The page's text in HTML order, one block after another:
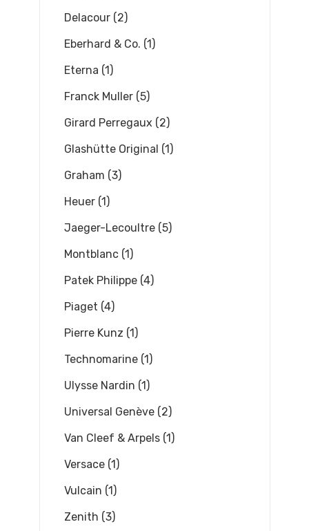
Delacour (2)
Eberhard & Co. (1)
Eterna (1)
Franck Muller (5)
Girard Perregaux (2)
Glashütte Original (1)
Graham (3)
Heuer (1)
Jaeger-Lecoultre (5)
Montblanc (1)
Patek Philippe (4)
Piaget (4)
Pierre Kunz (1)
Technomarine (1)
Ulysse Nardin (1)
Universal Genève (2)
Van Cleef & Arpels (1)
Versace (1)
Vulcain (1)
Zenith (3)